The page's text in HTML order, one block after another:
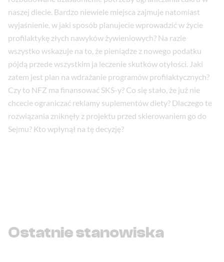
naszej diecie. Bardzo niewiele miejsca zajmuje natomiast
wyjaśnienie, w jaki sposób planujecie wprowadzić w życie
profilaktykę złych nawyków żywieniowych? Na razie
wszystko wskazuje na to, że pieniądze z nowego podatku
pójdą przede wszystkim ja leczenie skutków otyłości. Jaki
zatem jest plan na wdrażanie programów profilaktycznych?
Czy to NFZ ma finansować SKS-y? Co się stało, że już nie
chcecie ograniczać reklamy suplementów diety? Dlaczego te
rozwiązania zniknęły z projektu przed skierowaniem go do
Sejmu? Kto wpłynął na tę decyzję?
Ostatnie stanowiska